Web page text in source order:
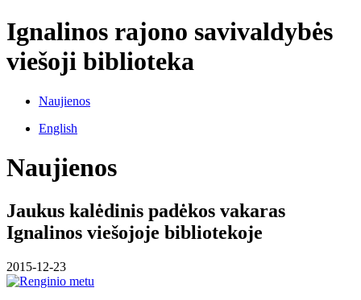
Ignalinos rajono savivaldybės
viešoji biblioteka
Naujienos
English
Naujienos
Jaukus kalėdinis padėkos vakaras
Ignalinos viešojoje bibliotekoje
2015-12-23